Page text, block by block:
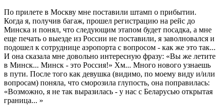
По прилете в Москву мне постави­ли штамп о прибытии.
Когда я, полу­чив багаж, прошел регистрацию на рейс до
Минска и понял, что следу­ющим этапом будет посадка, а мне
еще печать о выезде из России не по­ставили, я заволновался и
подошел к сотруднице аэропорта с вопросом - как же это так...
И она сказала мне довольно интересную фразу: «Вы же летите
в Минск... Минск - это Рос­сия!» Хм... Много нового узнаешь
в пути. После того как девушка (види­мо, по моему виду и/или
вопросам) поняла, что сморозила глупость, она поправилась:
«Возможно, я не так выразилась - у нас с Беларусью от­крытая
граница... »